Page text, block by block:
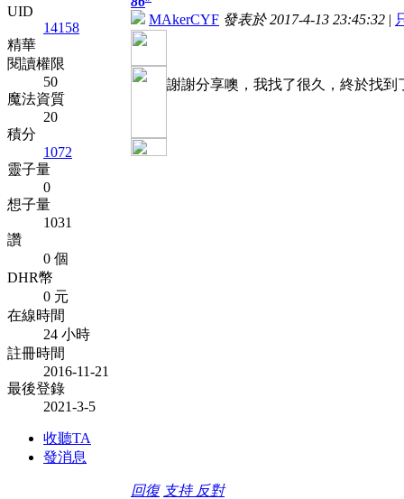
UID
14158
精華
閱讀權限
50
魔法資質
20
積分
1072
靈子量
0
想子量
1031
讚
0 個
DHR幣
0 元
在線時間
24 小時
註冊時間
2016-11-21
最後登錄
2021-3-5
收聽TA
發消息
MAkerCYF 發表於 2017-4-13 23:45:32 |
謝謝分享噢，我找了很久，終於找到
回復 支持 反對